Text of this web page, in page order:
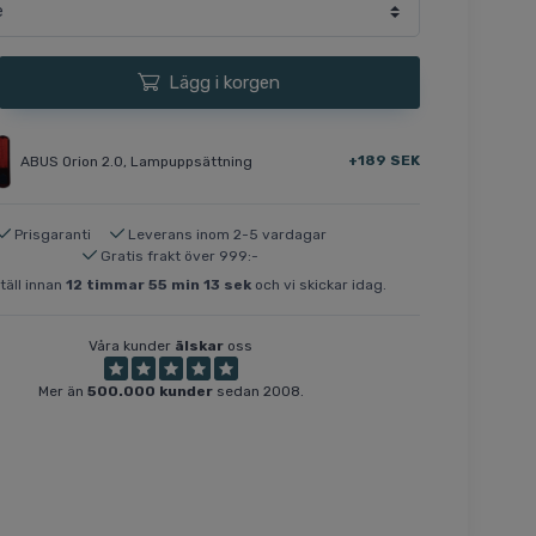
Lägg i korgen
ABUS Orion 2.0, Lampuppsättning +189 SEK
Prisgaranti
Leverans inom 2-5 vardagar
Gratis frakt över 999:-
innan 12 timmar 55 min 12 sekoch vi skickar idag.
Våra kunder älskar oss
Mer än 500.000 kundersedan 2008.